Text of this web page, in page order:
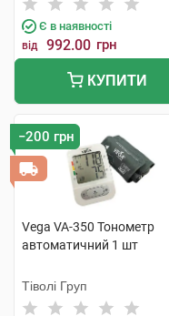
Є в наявності
від 992.00 грн
КУПИТИ
−200 грн
Vega VA-350 Тонометр
автоматичний 1 шт
Тіволі Груп